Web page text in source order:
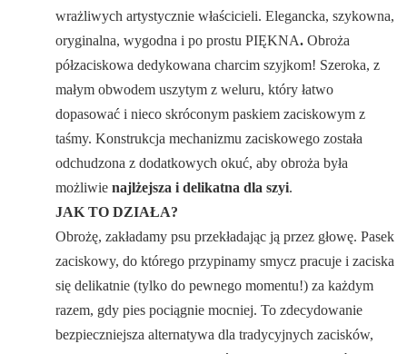
wrażliwych artystycznie właścicieli. Elegancka, szykowna,
oryginalna, wygodna i po prostu PIĘKNA. Obroża
półzaciskowa dedykowana charcim szyjkom! Szeroka, z
małym obwodem uszytym z weluru, który łatwo
dopasować i nieco skróconym paskiem zaciskowym z
taśmy. Konstrukcja mechanizmu zaciskowego została
odchudzona z dodatkowych okuć, aby obroża była
możliwienajlżejsza i delikatna dla szyi.
JAK TO DZIAŁA?
Obrożę, zakładamy psu przekładając ją przez głowę. Pasek
zaciskowy, do którego przypinamy smycz pracuje i zaciska
się delikatnie (tylko do pewnego momentu!) za każdym
razem, gdy pies pociągnie mocniej. To zdecydowanie
bezpieczniejsza alternatywa dla tradycyjnych zacisków,